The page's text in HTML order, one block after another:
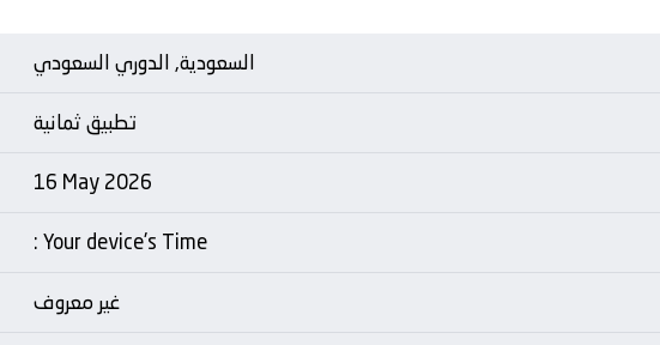
السعودية, الدوري السعودي
تطبيق ثمانية
16 May 2026
: Your device's Time
غير معروف